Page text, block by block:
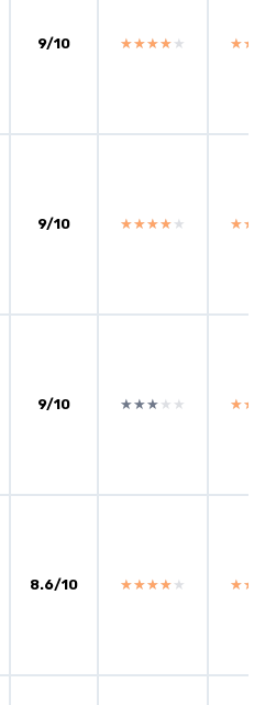
9/10 ★★★★★
★★★★★
9/10 ★★★★★
★★★★★
9/10 ★★★★★
★★★★★
8.6/10 ★★★★★
★★★★★